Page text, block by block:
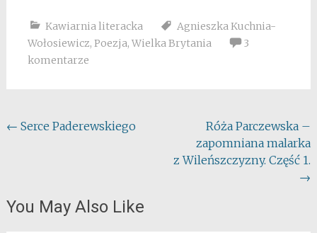
Kawiarnia literacka
Agnieszka Kuchnia-
Wołosiewicz, Poezja, Wielka Brytania
3
komentarze
Post
← Serce Paderewskiego
Róża Parczewska –
zapomniana malarka
z Wileńszczyzny. Część 1.
→
You May Also Like